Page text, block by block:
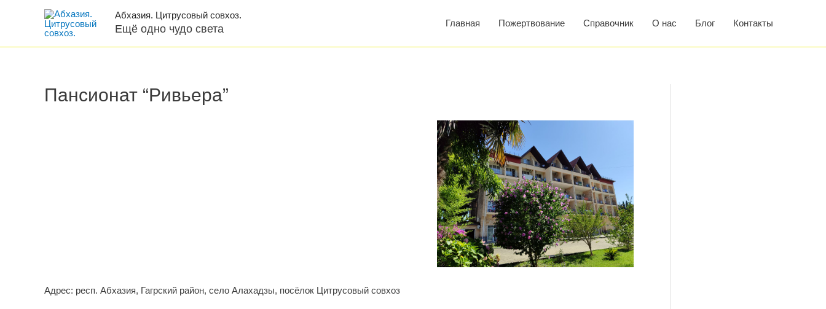
Абхазия. Цитрусовый совхоз.
Ещё одно чудо света Главная Пожертвование Справочник О нас Блог Контакты
Пансионат “Ривьера”
Адрес: респ. Абхазия, Гагрский район, село Алахадзы, посёлок Цитрусовый совхоз